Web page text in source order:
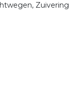
Zuivering